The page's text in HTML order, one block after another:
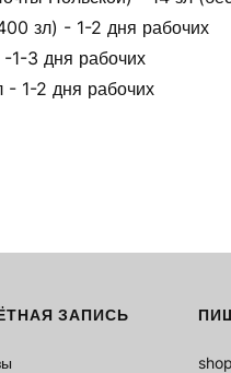
зл) - 1-2 дня рабочих
1-3 дня рабочих
1-2 дня рабочих
ЗАПИСЬ